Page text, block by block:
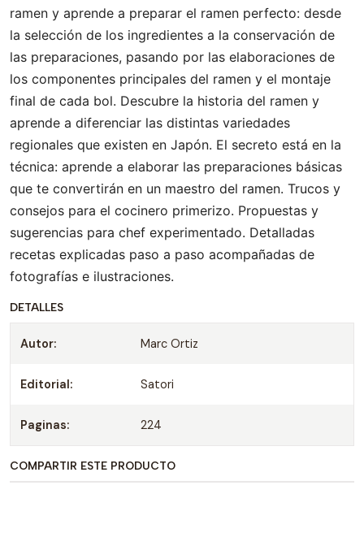
ramen y aprende a preparar el ramen perfecto: desde
la selección de los ingredientes a la conservación de
las preparaciones, pasando por las elaboraciones de
los componentes principales del ramen y el montaje
final de cada bol. Descubre la historia del ramen y
aprende a diferenciar las distintas variedades
regionales que existen en Japón. El secreto está en la
técnica: aprende a elaborar las preparaciones básicas
que te convertirán en un maestro del ramen. Trucos y
consejos para el cocinero primerizo. Propuestas y
sugerencias para chef experimentado. Detalladas
recetas explicadas paso a paso acompañadas de
fotografías e ilustraciones.
DETALLES
Autor: Marc Ortiz
Editorial: Satori
Paginas: 224
COMPARTIR ESTE PRODUCTO